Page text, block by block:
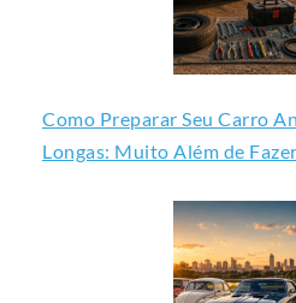
Como Preparar Seu Carro
Longas: Muito Além de